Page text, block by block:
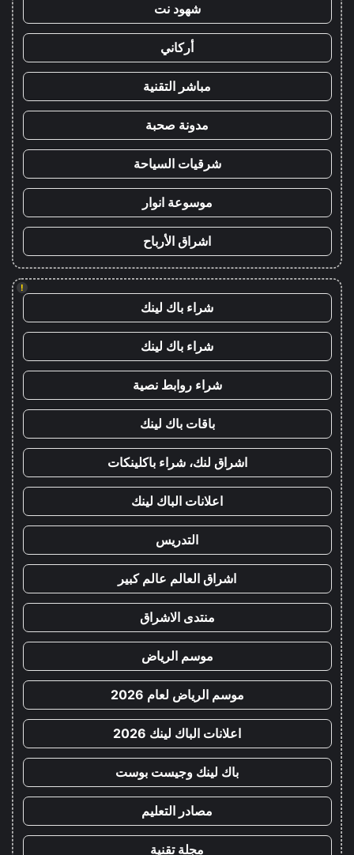
شهود نت
أركاني
مباشر التقنية
مدونة صحبة
شرقيات السياحة
موسوعة انوار
اشراق الأرباح
!
شراء باك لينك
شراء باك لينك
شراء روابط نصية
باقات باك لينك
اشراق لنك، شراء باكلينكات
اعلانات الباك لينك
التدريس
اشراق العالم عالم كبير
منتدى الاشراق
موسم الرياض
موسم الرياض لعام 2026
اعلانات الباك لينك 2026
باك لينك وجيست بوست
مصادر التعليم
مجلة تقنية